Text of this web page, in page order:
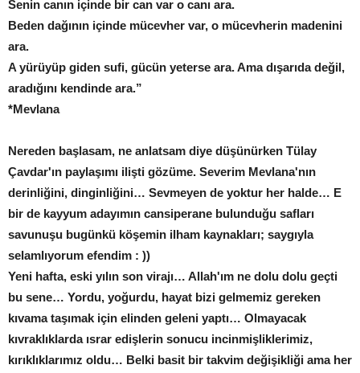
Senin canın içinde bir can var o canı ara.
Beden dağının içinde mücevher var, o mücevherin madenini
ara.
A yürüyüp giden sufi, gücün yeterse ara. Ama dışarıda değil,
aradığını kendinde ara.”
*Mevlana
Nereden başlasam, ne anlatsam diye düşünürken Tülay
Çavdar'ın paylaşımı ilişti gözüme. Severim Mevlana'nın
derinliğini, dinginliğini… Sevmeyen de yoktur her halde… E
bir de kayyum adayımın cansiperane bulunduğu safları
savunuşu bugünkü köşemin ilham kaynakları; saygıyla
selamlıyorum efendim : ))
Yeni hafta, eski yılın son virajı… Allah'ım ne dolu dolu geçti
bu sene… Yordu, yoğurdu, hayat bizi gelmemiz gereken
kıvama taşımak için elinden geleni yaptı… Olmayacak
kıvraklıklarda ısrar edişlerin sonucu incinmişliklerimiz,
kırıklıklarımız oldu… Belki basit bir takvim değişikliği ama her